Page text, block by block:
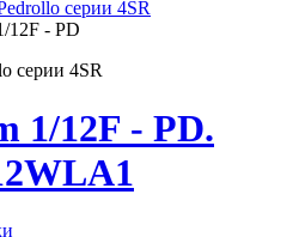
серии 4SR
12F - PD
серии 4SR
1/12F - PD.